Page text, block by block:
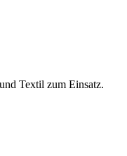
Textil zum Einsatz.